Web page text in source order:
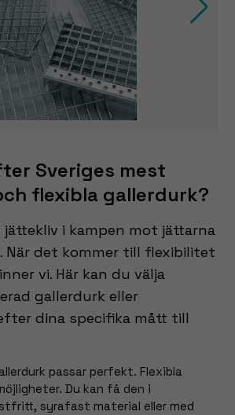
Sveriges mest
flexibla gallerdurk?
i kampen mot jättarna
När det kommer till flexibilitet
vi. Här kan du välja
gallerdurk eller
dina specifika mått till
passar perfekt. Flexibla
Du kan få den i
syrafast material eller med